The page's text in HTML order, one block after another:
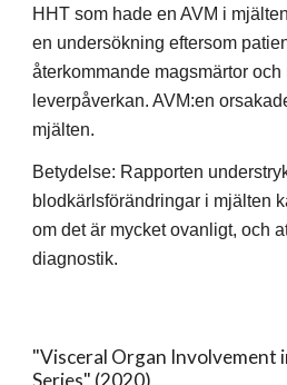
HHT som hade en AVM i
en undersökning eftersom
återkommande magsmärtor och
leverpåverkan. AVM:en
mjälten.
Betydelse: Rapporten
blodkärlsförändringar i mjälten
om det är mycket ovanligt, och
diagnostik.
"Visceral Organ Involvement
Series" (2020)